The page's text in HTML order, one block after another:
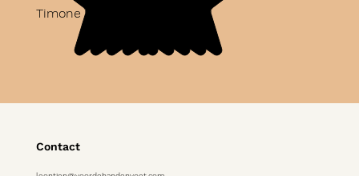
Timone W.
Contact